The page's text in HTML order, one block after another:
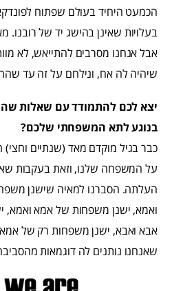
הכמעט היחיד בעולם שפתוח
בעלויות שאינן בהישג יד של רובנו.
אבל אנחנו מסרבים להתייאש, לא
שיהיה לה אח, ונילחם על זה עד
יצא לכם להתמודד עם שאלות
בנוגע לתא המשפחתי שלכם?
כבר בגיל מוקדם מאד (שנתיים וחצי)
על המשפחה שלנו, וזאת בעקבות
העלתה. הסברנו למאיה שישנן
ואמא, ישנן משפחות של אמא ואמא,
אבא ואבא, ישנן משפחות רק של אמא
שאנחנו נותנים לה דוגמאות